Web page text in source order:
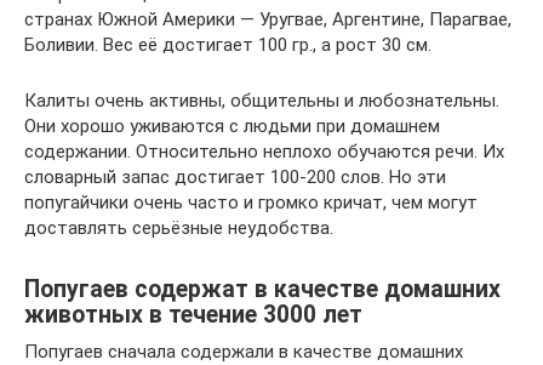
странах Южной Америки — Уругвае, Аргентине, Парагвае,
Боливии. Вес её достигает 100 гр., а рост 30 см.
Калиты очень активны, общительны и любознательны.
Они хорошо уживаются с людьми при домашнем
содержании. Относительно неплохо обучаются речи. Их
словарный запас достигает 100-200 слов. Но эти
попугайчики очень часто и громко кричат, чем могут
доставлять серьёзные неудобства.
Попугаев содержат в качестве домашних
животных в течение 3000 лет
Попугаев сначала содержали в качестве домашних